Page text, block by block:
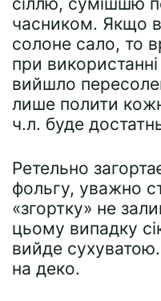
часником. Якщо
солоне сало, то
при
вийшло
лише полити
ч.л. буде
Ретельно
фольгу, уважно
«згортку» не
цьому випадку
вийде
на деко.